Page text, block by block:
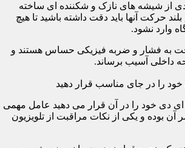
از شیشه های نازک و شکننده ای ساخته
بلند حرکت آنها باید دقت داشته باشید تا هیچ
وارد نشود.
به فشار و ضربه فیزیکی حساس هستند و
داخلی آسیب برساند.
ای دی خود را در آن قرار می دهید عامل مهمی
بوده و یکی از نکات مراقبت از تلویزیون